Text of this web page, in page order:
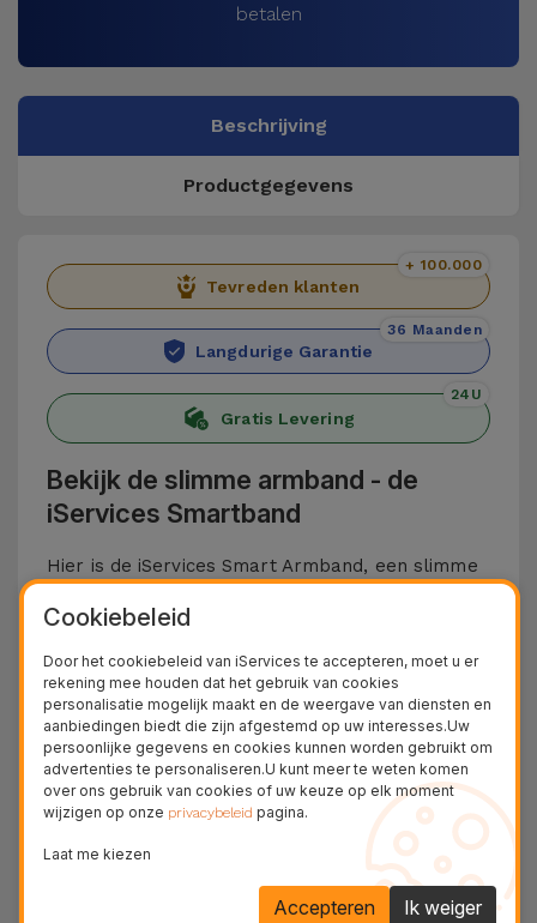
betalen
Beschrijving
Productgegevens
Tevreden klanten
+ 100.000
Langdurige Garantie
36 Maanden
Gratis Levering
24U
Bekijk de slimme armband - de
iServices Smartband
Hier is de iServices Smart Armband, een slimme
zijn naar complete gezondheids- en
welzijnsmonitoring in een compact, lichtgewicht
en discreet apparaat. Met geavanceerde functies
en een modern, comfortabel ontwerp is hij ideaal
voor het bijhouden van je dagelijkse routine – van
training tot ontspanning.
Houd je hartslag, stappentelling, verbrande
calorieën, slaap en stressniveau bij.Ontvang
ook oproepen, berichten en andere meldingen
Cookiebeleid
Door het cookiebeleid van iServices te accepteren, moet u er
rekening mee houden dat het gebruik van cookies
personalisatie mogelijk maakt en de weergave van diensten en
aanbiedingen biedt die zijn afgestemd op uw interesses.Uw
persoonlijke gegevens en cookies kunnen worden gebruikt om
advertenties te personaliseren.U kunt meer te weten komen
over ons gebruik van cookies of uw keuze op elk moment
wijzigen op onze privacybeleid pagina.
Laat me kiezen
Ik weiger
Accepteren